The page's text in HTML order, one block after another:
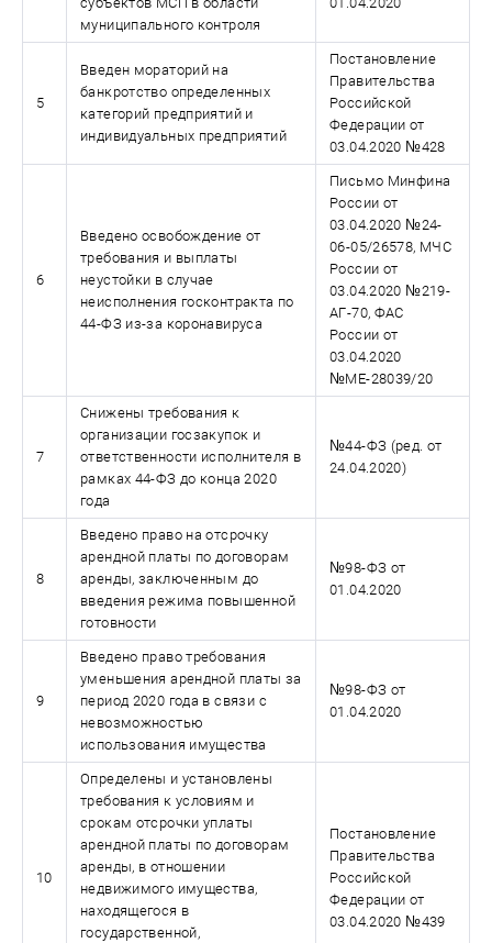
муниципального контроля
5
Введен мораторий на
банкротство определенных
категорий предприятий и
индивидуальных предприятий
Постановление
Правительства
Российской
Федерации от
03.04.2020 №428
6
Введено освобождение от
требования и выплаты
неустойки в случае
неисполнения госконтракта по
44-ФЗ из-за коронавируса
Письмо Минфина
России от
03.04.2020 №24-
06-05/26578, МЧС
России от
03.04.2020 №219-
АГ-70, ФАС
России от
03.04.2020
№МЕ-28039/20
7
Снижены требования к
организации госзакупок и
ответственности исполнителя в
рамках 44-ФЗ до конца 2020
года
№44-ФЗ (ред. от
24.04.2020)
8
Введено право на отсрочку
арендной платы по договорам
аренды, заключенным до
введения режима повышенной
готовности
№98-ФЗ от
01.04.2020
9
Введено право требования
уменьшения арендной платы за
период 2020 года в связи с
невозможностью
использования имущества
№98-ФЗ от
01.04.2020
10
Определены и установлены
требования к условиям и
срокам отсрочки уплаты
арендной платы по договорам
аренды, в отношении
недвижимого имущества,
находящегося в
государственной,
Постановление
Правительства
Российской
Федерации от
03.04.2020 №439